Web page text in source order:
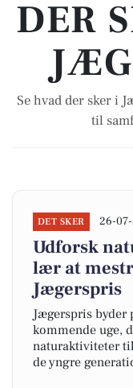
DER
Se hvad der sker i
til
DET SKER 26-
Udforsk
lær at
Jægerspris
Jægerspris byder
kommende uge,
naturaktiviteter
de yngre